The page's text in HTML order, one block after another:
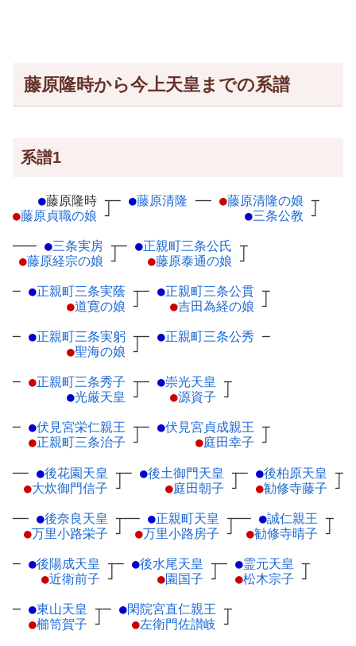
藤原隆時から今上天皇までの系譜
系譜1
●藤原隆時 ┬
●藤原貞職の娘 ┘
─ ●藤原清隆 ── ●藤原清隆の娘 ┬
●三条公教 ┘
─── ●三条実房 ┬
●藤原経宗の娘 ┘
─ ●正親町三条公氏 ┬
●藤原泰通の娘 ┘
─ ●正親町三条実蔭 ┬
●道寛の娘 ┘
─ ●正親町三条公貫 ┬
●吉田為経の娘 ┘
─ ●正親町三条実躬 ┬
●聖海の娘 ┘
─ ●正親町三条公秀 ─
─ ●正親町三条秀子 ┬
●光厳天皇 ┘
─ ●崇光天皇 ┬
●源資子 ┘
─ ●伏見宮栄仁親王 ┬
●正親町三条治子 ┘
─ ●伏見宮貞成親王 ┬
●庭田幸子 ┘
── ●後花園天皇 ┬
●大炊御門信子 ┘
─ ●後土御門天皇 ┬
●庭田朝子 ┘
─ ●後柏原天皇 ┬
●勧修寺藤子 ┘
── ●後奈良天皇 ┬
●万里小路栄子 ┘
── ●正親町天皇 ┬
●万里小路房子 ┘
── ●誠仁親王 ┬
●勧修寺晴子 ┘
─ ●後陽成天皇 ┬
●近衛前子 ┘
─ ●後水尾天皇 ┬
●園国子 ┘
─ ●霊元天皇 ┬
●松木宗子 ┘
─ ●東山天皇 ┬
●櫛笥賀子 ┘
─ ●閑院宮直仁親王 ┬
●左衛門佐讃岐 ┘